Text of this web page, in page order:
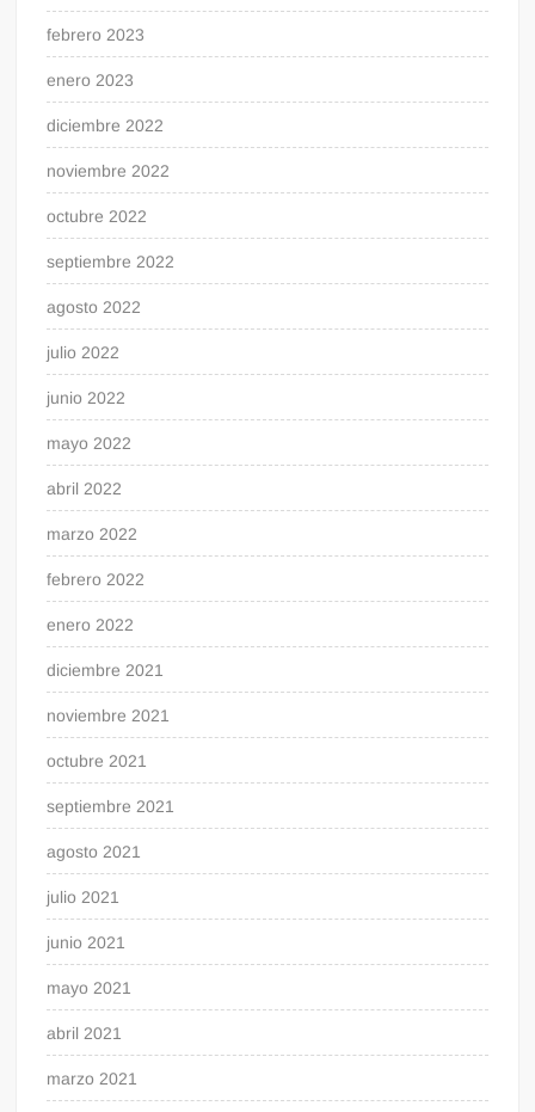
febrero 2023
enero 2023
diciembre 2022
noviembre 2022
octubre 2022
septiembre 2022
agosto 2022
julio 2022
junio 2022
mayo 2022
abril 2022
marzo 2022
febrero 2022
enero 2022
diciembre 2021
noviembre 2021
octubre 2021
septiembre 2021
agosto 2021
julio 2021
junio 2021
mayo 2021
abril 2021
marzo 2021